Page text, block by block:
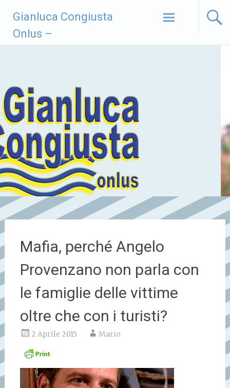
contenuto
Gianluca Congiusta
Onlus –
Mafia, perché Angelo
Provenzano non parla con
le famiglie delle vittime
oltre che con i turisti?
2 Aprile 2015 Mario